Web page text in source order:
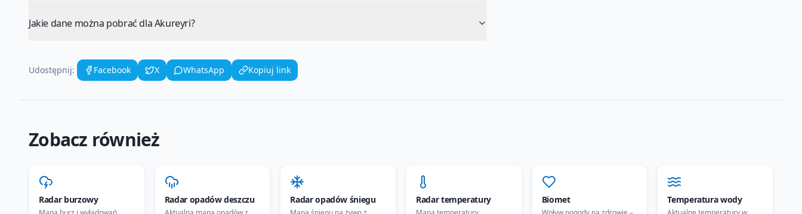
Jakie dane można pobrać dla Akureyri?
Udostępnij: Facebook X WhatsApp Kopiuj link
Zobacz również
Radar burzowy Radar opadów deszczu Radar opadów śniegu Radar temperatury Biomet Temperatura wody